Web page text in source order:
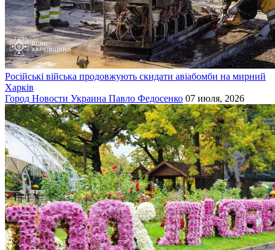
Російські війська продовжують скидати авіабомби на мирний
Харків
Город Новости Украина Павло Федосенко 07 июля, 2026